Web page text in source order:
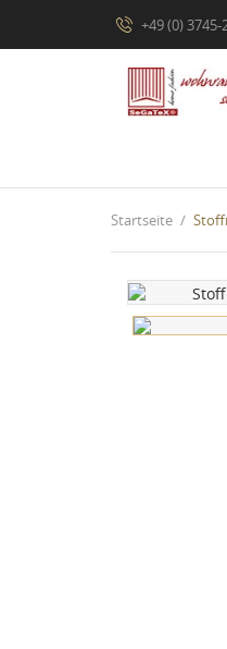
+49 (0) 3745-
Startseite